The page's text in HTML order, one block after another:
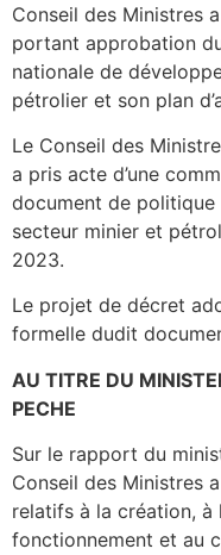
Conseil des Ministres
portant approbation
nationale de
pétrolier et son plan
Le Conseil des
a pris acte d’une
document de
secteur minier et
2023.
Le projet de décret
formelle dudit
AU TITRE DU
PECHE
Sur le rapport du
Conseil des Ministres
relatifs à la création, à
fonctionnement et au